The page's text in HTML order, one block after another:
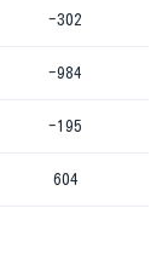
-302
-984
-195
604